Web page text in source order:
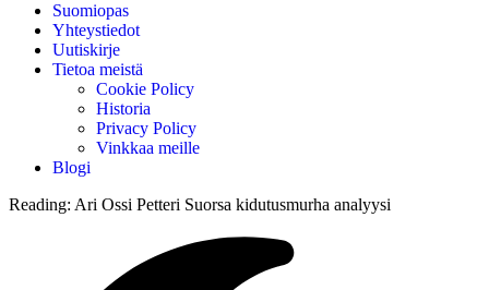
Suomiopas
Yhteystiedot
Uutiskirje
Tietoa meistä
Cookie Policy
Historia
Privacy Policy
Vinkkaa meille
Blogi
Reading: Ari Ossi Petteri Suorsa kidutusmurha analyysi